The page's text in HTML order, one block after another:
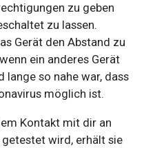
zu geben
zu lassen.
Gerät den Abstand zu
ein anderes Gerät
lange so nahe war, dass
möglich ist.
Kontakt mit dir an
wird, erhält sie